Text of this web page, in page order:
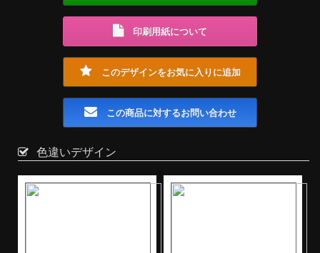
印刷用紙について
このデザインをお気に入りに追加
この商品に対するお問い合わせ
色違いデザイン